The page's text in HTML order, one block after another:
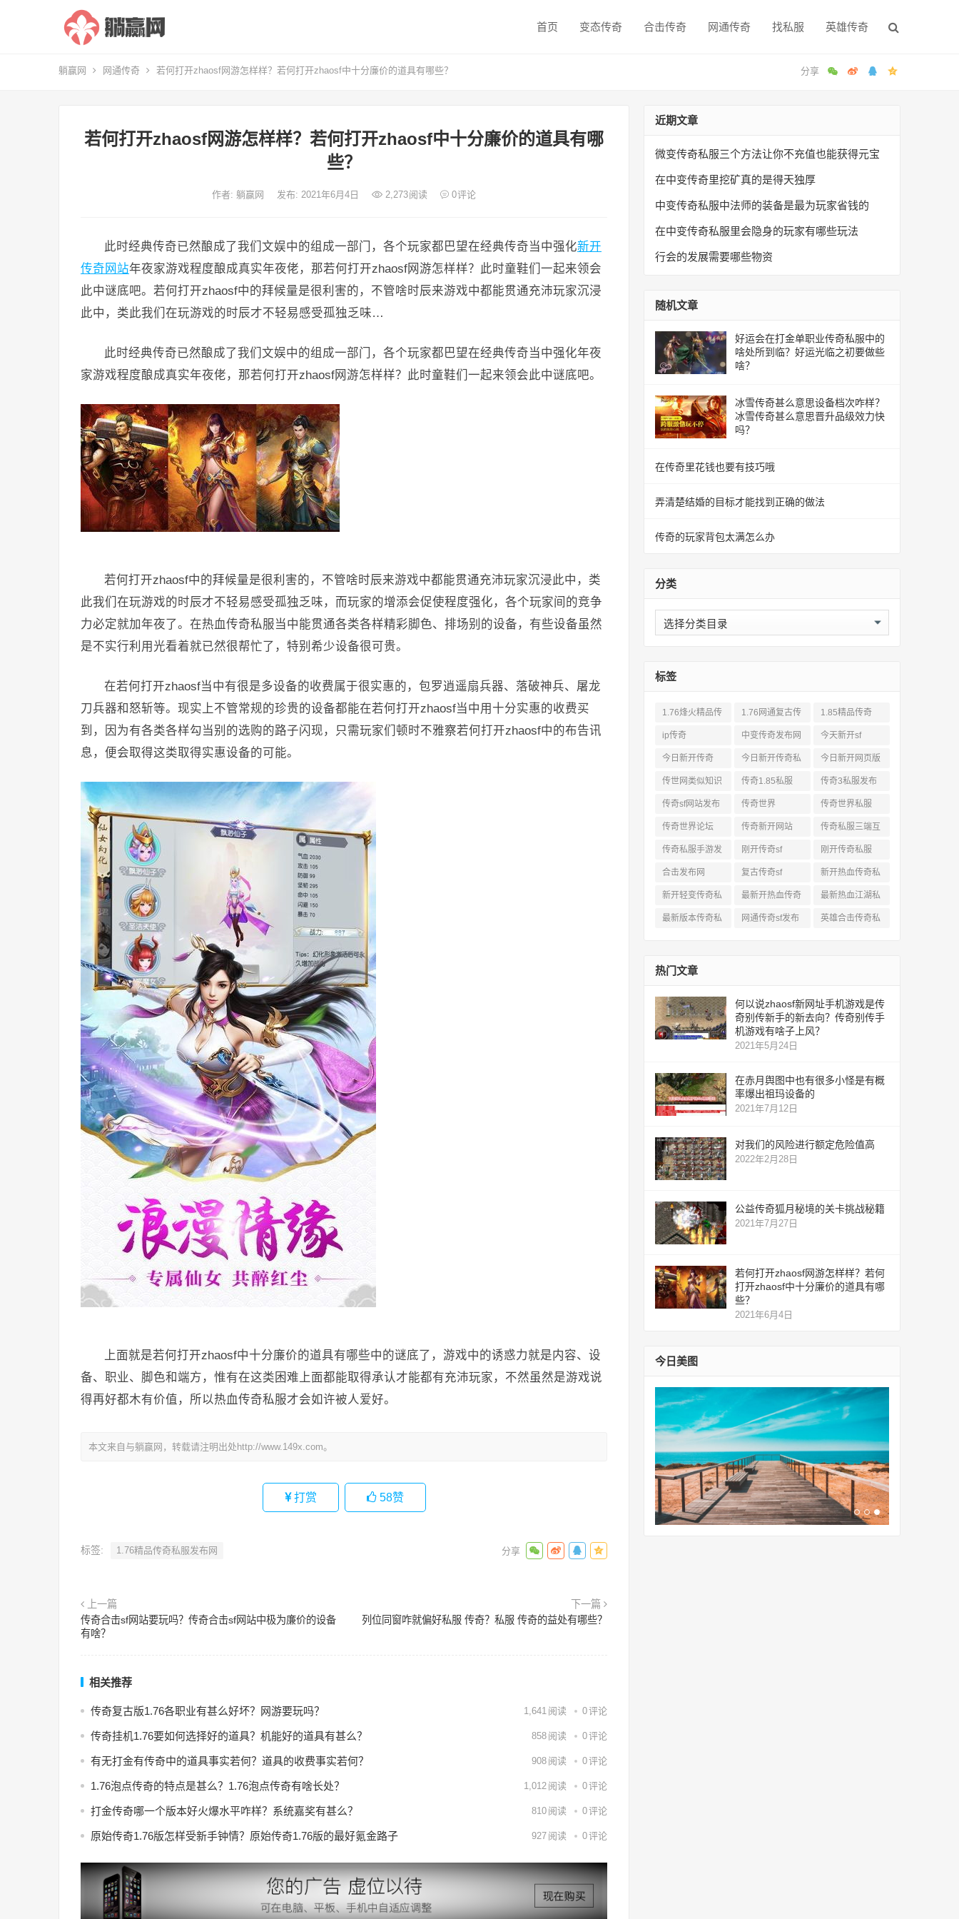
首页 变态传奇 合击传奇 网通传奇 找私服 英雄传奇
躺赢网 网通传奇 若何打开zhaosf网游怎样样？若何打开zhaosf中十分廉价的道具有哪些？
若何打开zhaosf网游怎样样？若何打开zhaosf中十分廉价的道具有哪
些？
作者: 躺赢网 发布: 2021年6月4日 2,273阅读 0评论
此时经典传奇已然酿成了我们文娱中的组成一部门，各个玩家都巴望在经典传奇当中强化新开
传奇网站年夜家游戏程度酿成真实年夜佬，那若何打开zhaosf网游怎样样？此时童鞋们一起来领会
此中谜底吧。若何打开zhaosf中的拜候量是很利害的，不管啥时辰来游戏中都能贯通充沛玩家沉浸
此中，类此我们在玩游戏的时辰才不轻易感受孤独乏味…
此时经典传奇已然酿成了我们文娱中的组成一部门，各个玩家都巴望在经典传奇当中强化年夜
家游戏程度酿成真实年夜佬，那若何打开zhaosf网游怎样样？此时童鞋们一起来领会此中谜底吧。
若何打开zhaosf中的拜候量是很利害的，不管啥时辰来游戏中都能贯通充沛玩家沉浸此中，类
此我们在玩游戏的时辰才不轻易感受孤独乏味，而玩家的增添会促使程度强化，各个玩家间的竞争
力必定就加年夜了。在热血传奇私服当中能贯通各类各样精彩脚色、排场别的设备，有些设备虽然
是不实行利用光看着就已然很帮忙了，特别希少设备很可贵。
在若何打开zhaosf当中有很是多设备的收费属于很实惠的，包罗逍遥扇兵器、落破神兵、屠龙
刀兵器和怒斩等。现实上不管常规的珍贵的设备都能在若何打开zhaosf当中用十分实惠的收费买
到，因为有各类各样勾当别的选购的路子闪现，只需玩家们顿时不雅察若何打开zhaosf中的布告讯
息，便会取得这类取得实惠设备的可能。
上面就是若何打开zhaosf中十分廉价的道具有哪些中的谜底了，游戏中的诱惑力就是内容、设
备、职业、脚色和端方，惟有在这类困难上面都能取得承认才能都有充沛玩家，不然虽然是游戏说
得再好都木有价值，所以热血传奇私服才会如许被人爱好。
本文来自与躺赢网，转载请注明出处http://www.149x.com。
打赏 58赞
标签: 1.76精品传奇私服发布网
上一篇
传奇合击sf网站要玩吗？传奇合击sf网站中极为廉价的设备
有啥？
下一篇
列位同窗咋就偏好私服 传奇？私服 传奇的益处有哪些？
相关推荐
传奇复古版1.76各职业有甚么好坏？网游要玩吗？ 1,641 阅读 0评论
传奇挂机1.76要如何选择好的道具？机能好的道具有甚么？ 858 阅读 0评论
有无打金有传奇中的道具事实若何？道具的收费事实若何？ 908 阅读 0评论
1.76泡点传奇的特点是甚么？1.76泡点传奇有啥长处？ 1,012 阅读 0评论
打金传奇哪一个版本好火爆水平咋样？系统嘉奖有甚么？ 810 阅读 0评论
原始传奇1.76版怎样受新手钟情？原始传奇1.76版的最好氪金路子 927 阅读 0评论
近期文章
微变传奇私服三个方法让你不充值也能获得元宝
在中变传奇里挖矿真的是得天独厚
中变传奇私服中法师的装备是最为玩家省钱的
在中变传奇私服里会隐身的玩家有哪些玩法
行会的发展需要哪些物资
随机文章
好运会在打金单职业传奇私服中的
啥处所到临？好运光临之初要做些
啥？
冰雪传奇甚么意思设备档次咋样？
冰雪传奇甚么意思晋升品级效力快
吗？
在传奇里花钱也要有技巧哦
弄清楚结婚的目标才能找到正确的做法
传奇的玩家背包太满怎么办
分类
分
类
标签
1.76烽火精品传
奇私服网站
1.76网通复古传
奇sf
1.85精品传奇
ip传奇 中变传奇发布网 今天新开sf
今日新开传奇
今日新开传奇私
服发布网
今日新开网页版
传奇
传世网类似知识 传奇1.85私服
传奇3私服发布
网站
传奇sf网站发布
网
传奇世界 传奇世界私服
传奇世界论坛 传奇新开网站
传奇私服三端互
通
传奇私服手游发
布网三端
刚开传奇sf 刚开传奇私服
合击发布网 复古传奇sf
新开热血传奇私
服网
新开轻变传奇私
服
最新开热血传奇
私服
最新热血江湖私
服
最新版本传奇私
网通传奇sf发布
英雄合击传奇私
热门文章
何以说zhaosf新网址手机游戏是传
奇别传新手的新去向？传奇别传手
机游戏有啥子上风？
2021年5月24日
在赤月舆图中也有很多小怪是有概
率爆出祖玛设备的
2021年7月12日
对我们的风险进行额定危险值高
2022年2月28日
公益传奇狐月秘境的关卡挑战秘籍
2021年7月27日
若何打开zhaosf网游怎样样？若何
打开zhaosf中十分廉价的道具有哪
些？
2021年6月4日
今日美图